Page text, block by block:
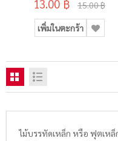
13.00 ฿ 15.00 ฿
เพิ่มในตะกร้า
ไม้บรรทัดเหล็ก หรือ ฟุตเห